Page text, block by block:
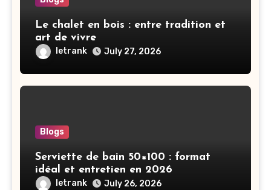
Le chalet en bois : entre tradition et
art de vivre
letrank July 27, 2026
Blogs
Serviette de bain 50×100 : format
idéal et entretien en 2026
letrank July 26, 2026